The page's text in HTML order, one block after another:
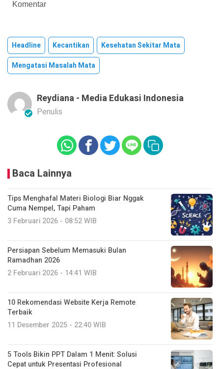
Komentar
Headline Kecantikan
Kesehatan Sekitar Mata
Mengatasi Masalah Mata
Reydiana - Media Edukasi Indonesia
Penulis
Baca Lainnya
Tips Menghafal Materi Biologi Biar Nggak
Cuma Nempel, Tapi Paham
3 Februari 2026 - 08:52 WIB
Persiapan Sebelum Memasuki Bulan
Ramadhan 2026
2 Februari 2026 - 14:41 WIB
10 Rekomendasi Website Kerja Remote
Terbaik
11 Desember 2025 - 22:40 WIB
5 Tools Bikin PPT Dalam 1 Menit: Solusi
Cepat untuk Presentasi Profesional